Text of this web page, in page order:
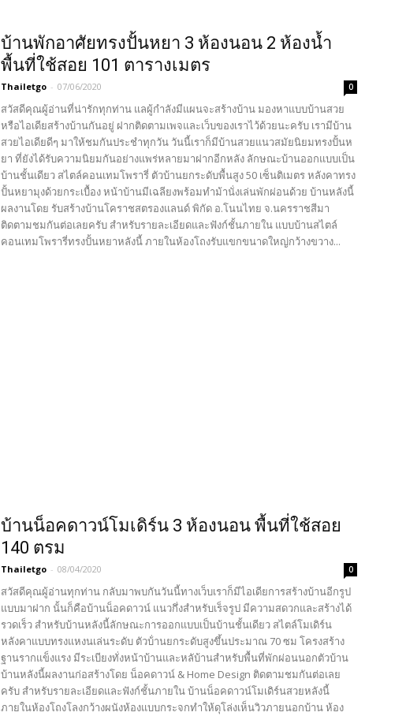
บ้านพักอาศัยทรงปั้นหยา 3 ห้องนอน 2 ห้องน้ำ
พื้นที่ใช้สอย 101 ตารางเมตร
Thailetgo - 07/06/2020 0
สวัสดีคุณผู้อ่านที่น่ารักทุกท่าน แลผู้กำลังมีแผนจะสร้างบ้าน มองหาแบบบ้านสวย
หรือไอเดียสร้างบ้านกันอยู่ ฝากติดตามเพจและเว็บของเราไว้ด้วยนะครับ เรามีบ้าน
สวยไอเดียดีๆ มาให้ชมกันประชำทุกวัน วันนี้เราก็มีบ้านสวยแนวสมัยนิยมทรงปั้นห
ยา ที่ยังได้รับความนิยมกันอย่างแพร่หลายมาฝากอีกหลัง ลักษณะบ้านออกแบบเป็น
บ้านชั้นเดียว สไตล์คอนเทมโพรารี่ ตัวบ้านยกระดับพื้นสูง 50 เซ็นติเมตร หลังคาทรง
ปั้นหยามุงด้วยกระเบื้อง หน้าบ้านมีเฉลียงพร้อมทำม้านั่งเล่นพักผ่อนด้วย บ้านหลังนี้
ผลงานโดย รับสร้างบ้านโคราชสตรองแลนด์ พิกัด อ.โนนไทย จ.นครราชสีมา
ติดตามชมกันต่อเลยครับ สำหรับรายละเอียดและฟังก์ชั้นภายใน แบบบ้านสไตล์
คอนเทมโพรารี่ทรงปั้นหยาหลังนี้ ภายในห้องโถงรับแขกขนาดใหญ่กว้างขวาง...
บ้านน็อคดาวน์โมเดิร์น 3 ห้องนอน พื้นที่ใช้สอย
140 ตรม
Thailetgo - 08/04/2020 0
สวัสดีคุณผู้อ่านทุกท่าน กลับมาพบกันวันนี้ทางเว็บเราก็มีไอเดียการสร้างบ้านอีกรูป
แบบมาฝาก นั้นก็คือบ้านน็อคดาวน์ แนวกึ่งสำหรับเร็จรูป มีความสดวกและสร้างได้
รวดเร็ว สำหรับบ้านหลังนี้ลักษณะการออกแบบเป็นบ้านชั้นเดียว สไตล์โมเดิร์น
หลังคาแบบทรงแหงนเล่นระดับ ตัวบ้่านยกระดับสูงขึ้นประมาณ 70 ซม โครงสร้าง
ฐานรากแข็งแรง มีระเบียงทั่งหน้าบ้านและหลับ้านสำหรับพื้นที่พักผ่อนนอกตัวบ้าน
บ้านหลังนี้ผลงานก่อสร้างโดย น็อคดาวน์ & Home Design ติดตามชมกันต่อเลย
ครับ สำหรับรายละเอียดและฟังก์ชั้นภายใน บ้านน็อคดาวน์โมเดิร์นสวยหลังนี้
ภายในห้องโถงโลงกว้างผนังห้องแบบกระจกทำให้ดุโล่งเห็นวิวภายนอกบ้าน ห้อง